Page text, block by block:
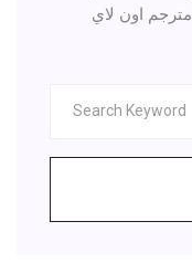
مترجم اون لاي